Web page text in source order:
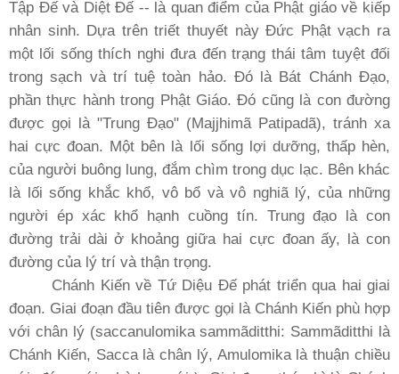
Tập Ðế và Diệt Ðế -- là quan điểm của Phật giáo về kiếp
nhân sinh. Dựa trên triết thuyết này Ðức Phật vạch ra
một lối sống thích nghi đưa đến trạng thái tâm tuyệt đối
trong sạch và trí tuệ toàn hảo. Ðó là Bát Chánh Ðạo,
phần thực hành trong Phật Giáo. Ðó cũng là con đường
được gọi là "Trung Ðạo" (Majjhimã Patipadã), tránh xa
hai cực đoan. Một bên là lối sống lợi dưỡng, thấp hèn,
của người buông lung, đắm chìm trong dục lạc. Bên khác
là lối sống khắc khổ, vô bổ và vô nghiã lý, của những
người ép xác khổ hạnh cuồng tín. Trung đạo là con
đường trải dài ở khoảng giữa hai cực đoan ấy, là con
đường của lý trí và thận trọng.
Chánh Kiến về Tứ Diệu Ðế phát triển qua hai giai
đoạn. Giai đoạn đầu tiên được gọi là Chánh Kiến phù hợp
với chân lý (saccanulomika sammãditthi: Sammãditthi là
Chánh Kiến, Sacca là chân lý, Amulomika là thuận chiều